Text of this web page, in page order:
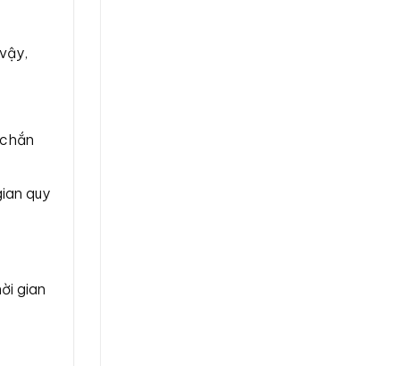
quy
gian